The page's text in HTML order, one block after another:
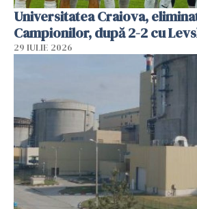
Universitatea Craiova,
Campionilor, după 2-2 cu
29 IULIE 2026